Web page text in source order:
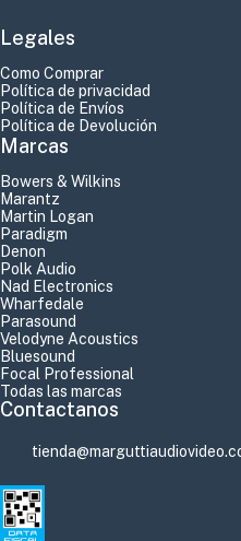
Legales
Como Comprar
Política de privacidad
Política de Envíos
Política de Devolución
Marcas
Bowers & Wilkins
Marantz
Martin Logan
Paradigm
Denon
Polk Audio
Nad Electronics
Wharfedale
Parasound
Velodyne Acoustics
Bluesound
Focal Professional
Todas las marcas
Contactanos